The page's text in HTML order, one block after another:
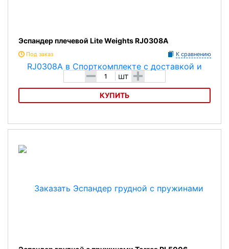
Эспандер плечевой Lite Weights RJ0308A
Под заказ К сравнению
- шт +
КУПИТЬ
Эспандер плечевой Lite Weights RJ0308A